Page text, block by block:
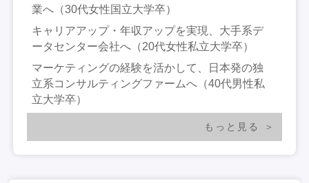
業へ（30代女性国立大学卒）
キャリアアップ・年収アップを実現、大手系デ
ータセンター会社へ（20代女性私立大学卒）
マーケティングの経験を活かして、日本発の独
立系コンサルティングファームへ（40代男性私
立大学卒）
もっと見る